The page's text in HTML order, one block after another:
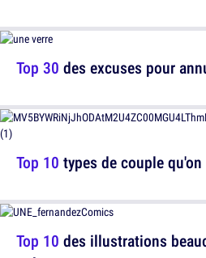
Top 30 des excuses pour
Top 10 des illustrations
Top 10 types de couple